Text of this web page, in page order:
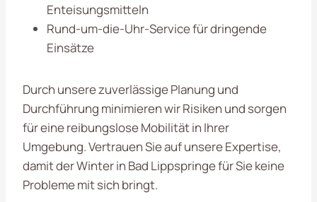
Enteisungsmitteln
Rund-um-die-Uhr-Service für dringende
Einsätze
Durch unsere zuverlässige Planung und
Durchführung minimieren wir Risiken und sorgen
für eine reibungslose Mobilität in Ihrer
Umgebung. Vertrauen Sie auf unsere Expertise,
damit der Winter in Bad Lippspringe für Sie keine
Probleme mit sich bringt.